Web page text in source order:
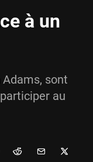
à un
sont
au